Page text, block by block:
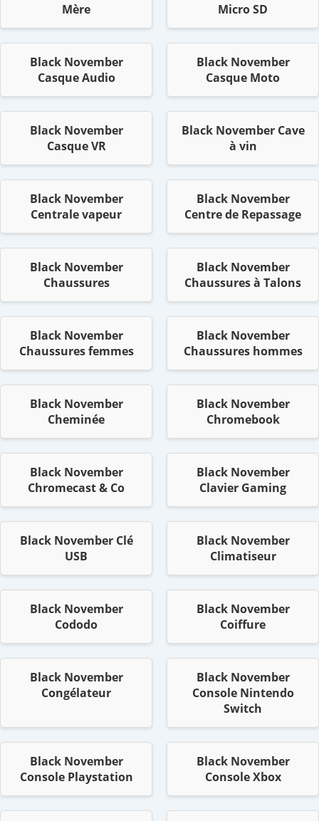
Mère
Micro SD
Black November
Casque Audio
Black November
Casque Moto
Black November
Casque VR
Black November Cave
à vin
Black November
Centrale vapeur
Black November
Centre de Repassage
Black November
Chaussures
Black November
Chaussures à Talons
Black November
Chaussures femmes
Black November
Chaussures hommes
Black November
Cheminée
Black November
Chromebook
Black November
Chromecast & Co
Black November
Clavier Gaming
Black November Clé
USB
Black November
Climatiseur
Black November
Cododo
Black November
Coiffure
Black November
Congélateur
Black November
Console Nintendo
Switch
Black November
Console Playstation
Black November
Console Xbox